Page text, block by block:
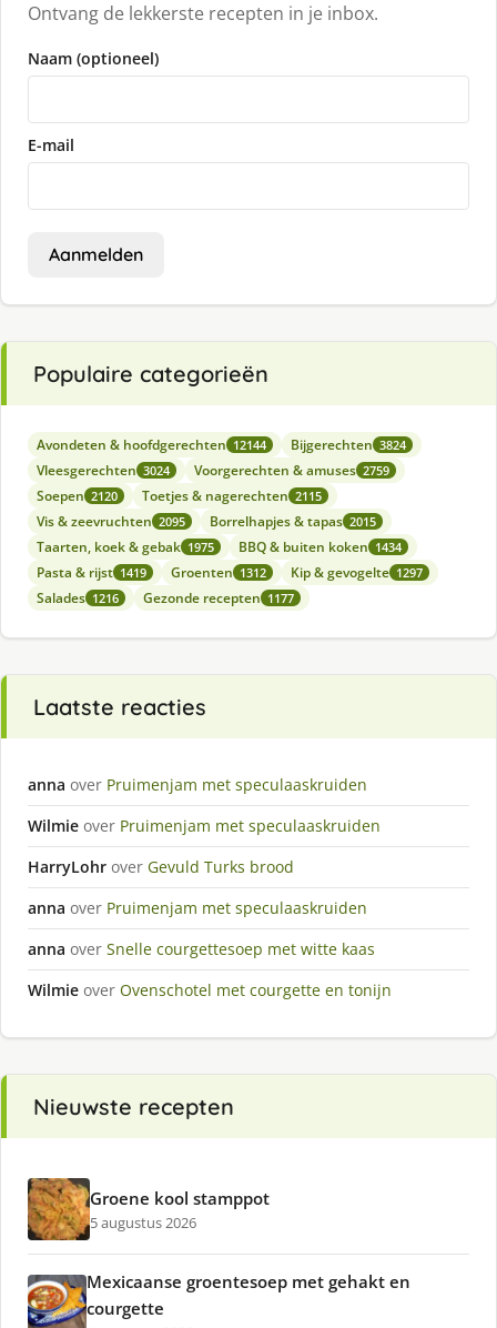
Ontvang de lekkerste recepten in je inbox.
Naam (optioneel)
E-mail
Aanmelden
Populaire categorieën
Avondeten & hoofdgerechten 12144 Bijgerechten 3824
Vleesgerechten 3024 Voorgerechten & amuses 2759
Soepen 2120 Toetjes & nagerechten 2115
Vis & zeevruchten 2095 Borrelhapjes & tapas 2015
Taarten, koek & gebak 1975 BBQ & buiten koken 1434
Pasta & rijst 1419 Groenten 1312 Kip & gevogelte 1297
Salades 1216 Gezonde recepten 1177
Laatste reacties
anna over Pruimenjam met speculaaskruiden
Wilmie over Pruimenjam met speculaaskruiden
HarryLohr over Gevuld Turks brood
anna over Pruimenjam met speculaaskruiden
anna over Snelle courgettesoep met witte kaas
Wilmie over Ovenschotel met courgette en tonijn
Nieuwste recepten
Groene kool stamppot
5 augustus 2026
Mexicaanse groentesoep met gehakt en
courgette